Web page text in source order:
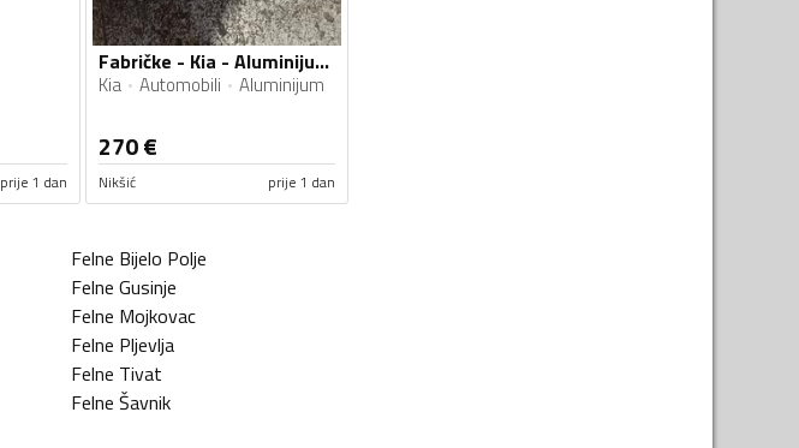
prije 1 dan
Fabričke - Kia - Aluminijum felne
Kia Automobili Aluminijum
270€
Nikšić prije 1 dan
Felne Bijelo Polje
Felne Gusinje
Felne Mojkovac
Felne Pljevlja
Felne Tivat
Felne Šavnik